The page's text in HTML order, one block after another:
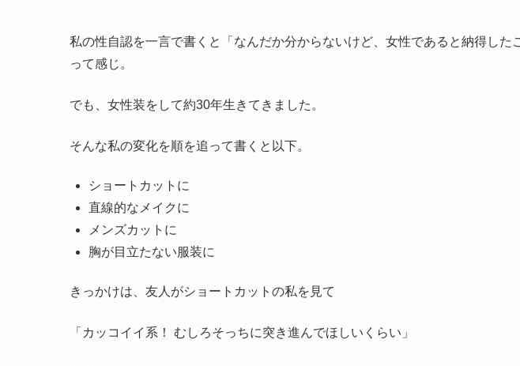
私の性自認を一言で書くと「なんだか分からないけど、女性であると納得した
って感じ。
でも、女性装をして約30年生きてきました。
そんな私の変化を順を追って書くと以下。
ショートカットに
直線的なメイクに
メンズカットに
胸が目立たない服装に
きっかけは、友人がショートカットの私を見て
「カッコイイ系！ むしろそっちに突き進んでほしいくらい」